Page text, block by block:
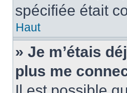
spécifiée était
Haut
» Je m’étais
plus me